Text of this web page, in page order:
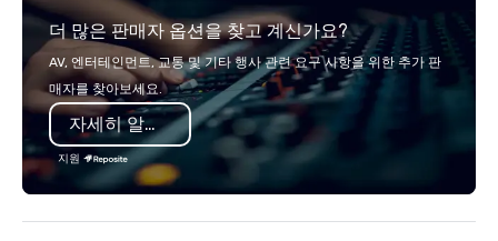
meetings, and
specialty. For over a
combined years our
take pride in not only
owned company.
더 많은 판매자 옵션을 찾고 계신가요?
AV, 엔터테인먼트, 교통 및 기타 행사 관련 요구 사항을 위한 추가 판
매자를 찾아보세요.
자세히 알아보기
지원